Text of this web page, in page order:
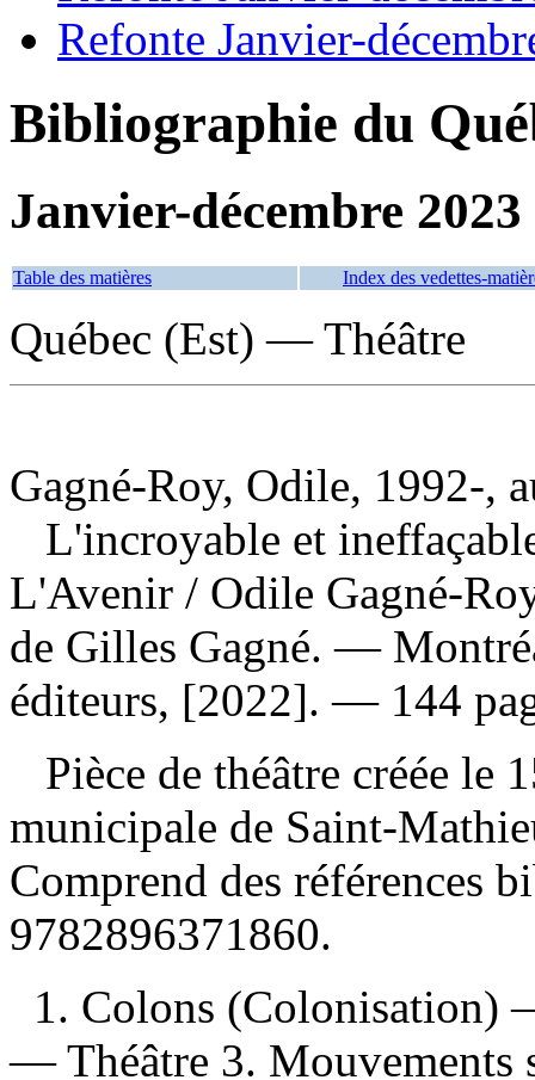
Refonte Janvier-
Bibliographie du
Janvier-décembre 2023
Table des matières Index des vedettes-
Québec (Est) — Théâtre
Gagné-Roy, Odile, 1992-,
L'incroyable et
L'Avenir / Odile Gagné-
de Gilles Gagné. —
éditeurs, [2022]. — 144
Pièce de théâtre créée le
municipale de Saint-
Comprend des références
9782896371860.
1. Colons (Colonisation)
— Théâtre 3. Mouvements